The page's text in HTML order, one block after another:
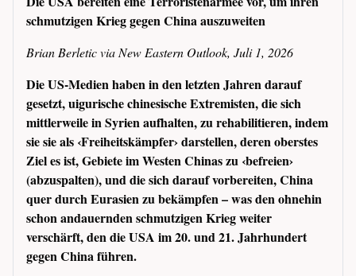
schmutzigen Krieg gegen China auszuweiten
Brian Berletic via New Eastern Outlook, Juli 1, 2026
Die US-Medien haben in den letzten Jahren darauf
gesetzt, uigurische chinesische Extremisten, die sich
mittlerweile in Syrien aufhalten, zu rehabilitieren, indem
sie sie als ‹Freiheitskämpfer› darstellen, deren oberstes
Ziel es ist, Gebiete im Westen Chinas zu ‹befreien›
(abzuspalten), und die sich darauf vorbereiten, China
quer durch Eurasien zu bekämpfen – was den ohnehin
schon andauernden schmutzigen Krieg weiter
verschärft, den die USA im 20. und 21. Jahrhundert
gegen China führen.